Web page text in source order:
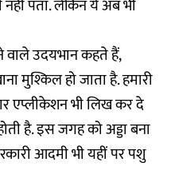
नहीं पता. लेकिन ये अब भी
वाले उदयभान कहते हैं,
मुश्किल हो जाता है. हमारी
एप्लीकेशन भी लिख कर दे
है. इस जगह को अड्डा बना
आदमी भी यहीं पर पशु